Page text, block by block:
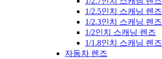
1/2.5인치 스캐닝 렌즈
1/2.3인치 스캐닝 렌즈
1/2인치 스캐닝 렌즈
1/1.8인치 스캐닝 렌즈
자동차 렌즈